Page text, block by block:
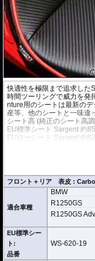
快適性を極限まで追求した
時間ツーリングで威力を発
nture用のシートは最新の
産等、他のシートと一味違
シート高 (純正のシート高
EU標準シート Sargent 約
EUローシート Sargent 約
ございますので御注意下さい。
※受注後の職人による手作
※オプションのバックレス
ことができます。
フロント＋リア 表皮 :
適合車種
BMW
R1250GS
R1250GS
EU標準シー
ト:
品番
WS-620-19